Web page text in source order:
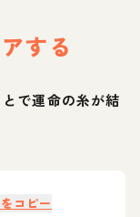
する
で運命の糸が結
コピー